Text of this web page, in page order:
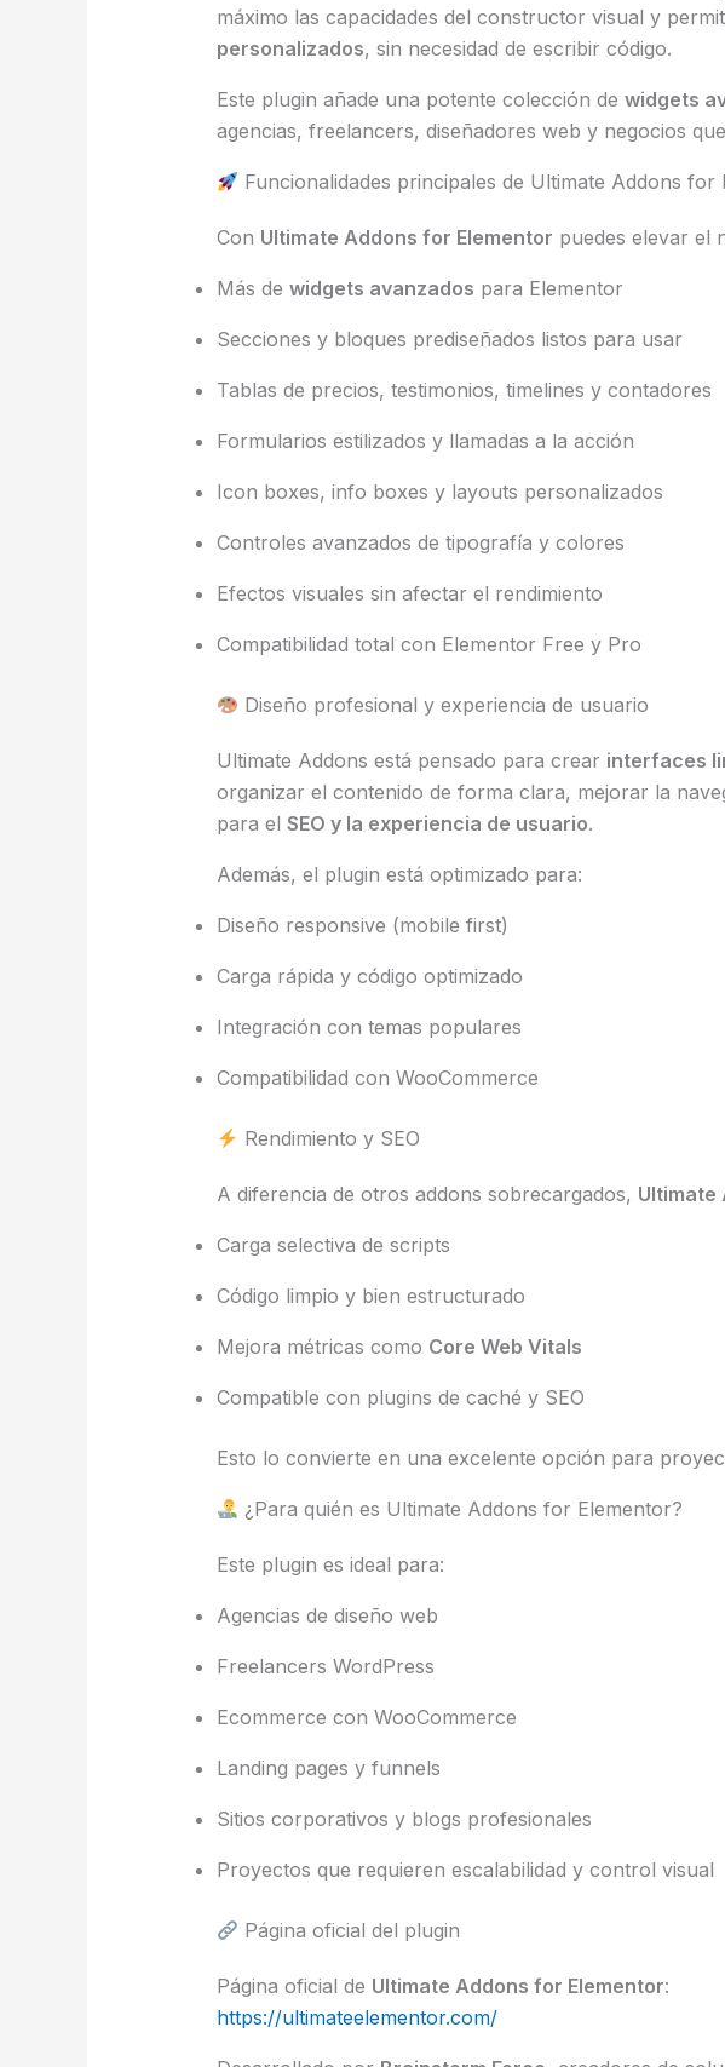
máximo las capacidades del constructor visual y
personalizados, sin necesidad de escribir código.
Este plugin añade una potente colección de widgets
agencias, freelancers, diseñadores web y negocios
Funcionalidades principales de Ultimate Addons for
Con Ultimate Addons for Elementor puedes elevar el
Más de widgets avanzados para Elementor
Secciones y bloques prediseñados listos para usar
Tablas de precios, testimonios, timelines y contadores
Formularios estilizados y llamadas a la acción
Icon boxes, info boxes y layouts personalizados
Controles avanzados de tipografía y colores
Efectos visuales sin afectar el rendimiento
Compatibilidad total con Elementor Free y Pro
Diseño profesional y experiencia de usuario
Ultimate Addons está pensado para crear interfaces
organizar el contenido de forma clara, mejorar la
para el SEO y la experiencia de usuario.
Además, el plugin está optimizado para:
Diseño responsive (mobile first)
Carga rápida y código optimizado
Integración con temas populares
Compatibilidad con WooCommerce
Rendimiento y SEO
A diferencia de otros addons sobrecargados, Ultimate
Carga selectiva de scripts
Código limpio y bien estructurado
Mejora métricas como Core Web Vitals
Compatible con plugins de caché y SEO
Esto lo convierte en una excelente opción para
¿Para quién es Ultimate Addons for Elementor?
Este plugin es ideal para:
Agencias de diseño web
Freelancers WordPress
Ecommerce con WooCommerce
Landing pages y funnels
Sitios corporativos y blogs profesionales
Proyectos que requieren escalabilidad y control visual
Página oficial del plugin
Página oficial de Ultimate Addons for Elementor:
https://ultimateelementor.com/